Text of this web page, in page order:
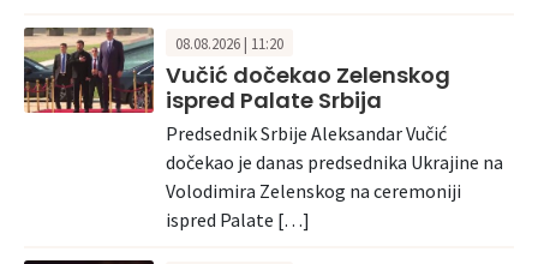
08.08.2026 | 11:20
Vučić dočekao Zelenskog
ispred Palate Srbija
Predsednik Srbije Aleksandar Vučić
dočekao je danas predsednika Ukrajine na
Volodimira Zelenskog na ceremoniji
ispred Palate […]